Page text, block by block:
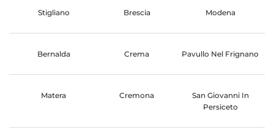
Stigliano Brescia Modena
Bernalda Crema Pavullo Nel Frignano
Matera Cremona
San Giovanni In
Persiceto